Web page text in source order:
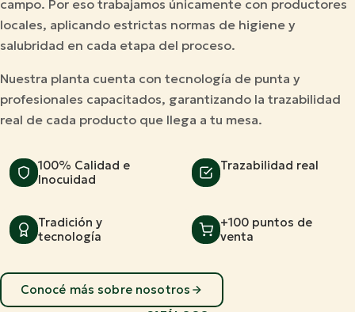
campo. Por eso trabajamos únicamente con productores
locales, aplicando estrictas normas de higiene y
salubridad en cada etapa del proceso.
Nuestra planta cuenta con tecnología de punta y
profesionales capacitados, garantizando la trazabilidad
real de cada producto que llega a tu mesa.
100% Calidad e
Inocuidad
Trazabilidad real
Tradición y
tecnología
+100 puntos de
venta
Conocé más sobre nosotros